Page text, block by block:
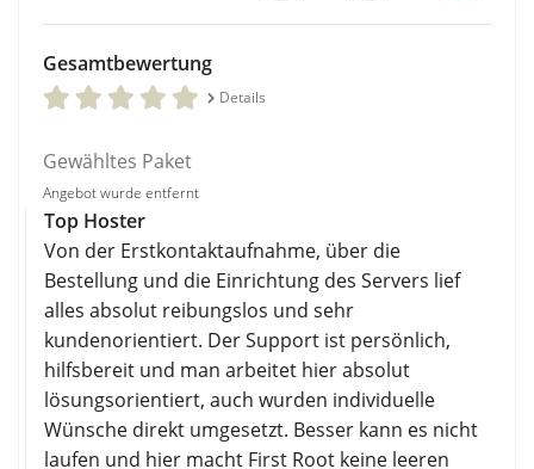
Gesamtbewertung
Details
Gewähltes Paket
Angebot wurde entfernt
Top Hoster
Von der Erstkontaktaufnahme, über die
Bestellung und die Einrichtung des Servers lief
alles absolut reibungslos und sehr
kundenorientiert. Der Support ist persönlich,
hilfsbereit und man arbeitet hier absolut
lösungsorientiert, auch wurden individuelle
Wünsche direkt umgesetzt. Besser kann es nicht
laufen und hier macht First Root keine leeren